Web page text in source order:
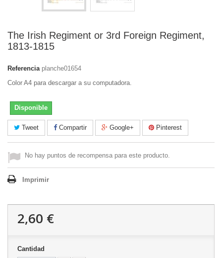
The Irish Regiment or 3rd Foreign Regiment,
1813-1815
Referencia planche01654
Color A4 para descargar a su computadora.
Disponible
Tweet Compartir Google+ Pinterest
No hay puntos de recompensa para este producto.
Imprimir
2,60 €
Cantidad